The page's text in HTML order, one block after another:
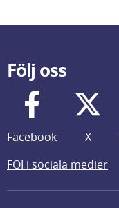
Följ oss
Facebook X
FOI i sociala medier